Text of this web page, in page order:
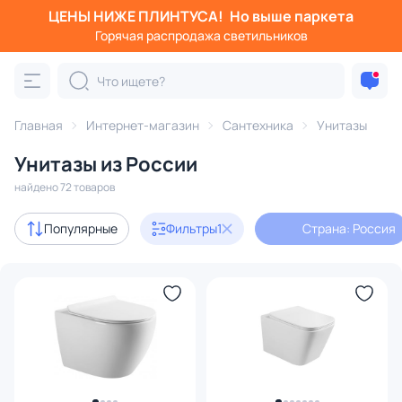
ЦЕНЫ НИЖЕ ПЛИНТУСА! Но выше паркета
Горячая распродажа светильников
Главная Интернет-магазин Сантехника Унитазы
Унитазы из России
найдено 72 товаров
Популярные Фильтры1 Страна: Россия
Фильтры
Категория:
подвесной унитаз компакт
В наличии 12